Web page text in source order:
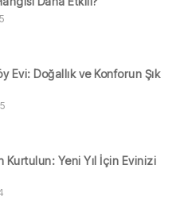
Evi: Doğallık ve Konforun Şık
Kurtulun: Yeni Yıl İçin Evinizi